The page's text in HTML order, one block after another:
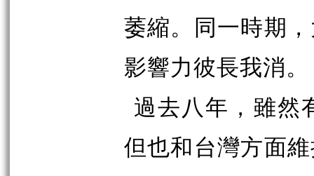
萎縮。同一時期
影響力彼長我消。
過去八年，雖然
但也和台灣方面